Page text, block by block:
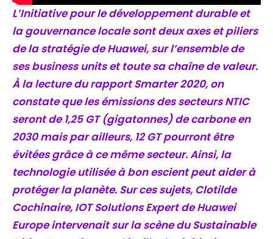
L’Initiative pour le développement durable et
la gouvernance locale sont deux axes et piliers
de la stratégie de Huawei, sur l’ensemble de
ses business units et toute sa chaîne de valeur.
À la lecture du rapport Smarter 2020, on
constate que les émissions des secteurs NTIC
seront de 1,25 GT (gigatonnes) de carbone en
2030 mais par ailleurs, 12 GT pourront être
évitées grâce à ce même secteur. Ainsi, la
technologie utilisée à bon escient peut aider à
protéger la planète. Sur ces sujets, Clotilde
Cochinaire, IOT Solutions Expert de Huawei
Europe intervenait sur la scène du Sustainable